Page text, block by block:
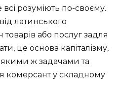
розуміють по-своєму.
латинського
або послуг задля
це основа капіталізму,
якими ж задачами та
комерсант у складному